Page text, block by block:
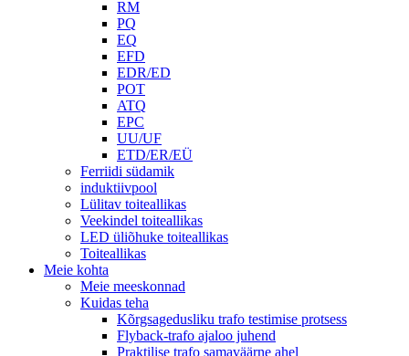
RM
PQ
EQ
EFD
EDR/ED
POT
ATQ
EPC
UU/UF
ETD/ER/EÜ
Ferriidi südamik
induktiivpool
Lülitav toiteallikas
Veekindel toiteallikas
LED üliõhuke toiteallikas
Toiteallikas
Meie kohta
Meie meeskonnad
Kuidas teha
Kõrgsagedusliku trafo testimise protsess
Flyback-trafo ajaloo juhend
Praktilise trafo samaväärne ahel